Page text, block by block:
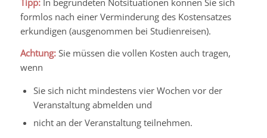
formlos nach einer Verminderung des Kostensatzes
erkundigen (ausgenommen bei Studienreisen).
Achtung: Sie müssen die vollen Kosten auch tragen,
wenn
Sie sich nicht mindestens vier Wochen vor der
Veranstaltung abmelden und
nicht an der Veranstaltung teilnehmen.